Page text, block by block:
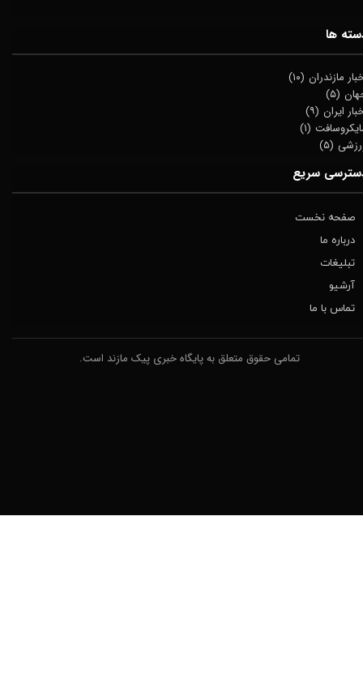
ها
مازندران (۱۰)
(۵)
ایران (۹)
(۱)
(۵)
سریع
صفحه نخست
درباره ما
تبلیغات
آرشیو
تماس با ما
تمامی حقوق متعلق به پایگاه خبری پیک مازند است.